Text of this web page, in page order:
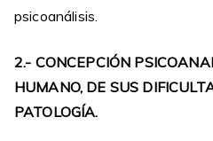
psicoanálisis.
2.- CONCEPCIÓN
HUMANO, DE SUS
PATOLOGÍA.